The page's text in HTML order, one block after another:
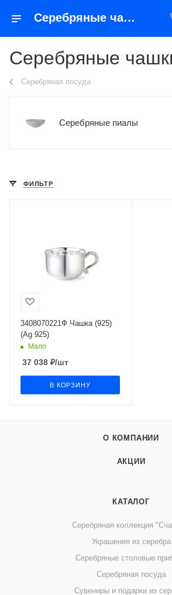
Серебряные чашки
Серебряные
Серебряная посуда
Серебряные пиалы
ФИЛЬТР
3408070221Ф Чашка (925)
(Ag 925)
Мало
37 038 ₽/шт
В КОРЗИНУ
О КОМПАНИИ
АКЦИИ
КАТАЛОГ
Серебряная коллекция
Украшения из серебра
Серебряные столовые
Серебряная посуда
Сувениры и подарки из